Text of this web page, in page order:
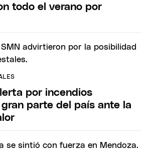
todo el verano por
por incendios
parte del país ante la